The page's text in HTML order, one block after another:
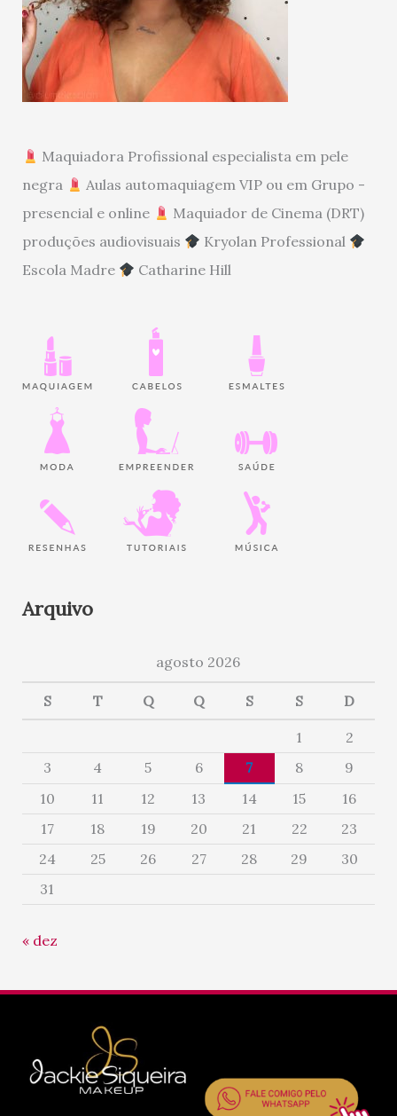
Maquiadora Profissional especialista em pele
negra
Aulas automaquiagem VIP ou em Grupo -
presencial e online
Maquiador de Cinema (DRT)
produções audiovisuais
Kryolan Professional
Escola Madre
Catharine Hill
Arquivo
agosto 2026
S T Q Q S S D
1
2
3
4 5 6 7 8
9
10
11 12 13 14 15
16
17
18 19 20 21 22
23
24
25 26 27 28 29
30
31
« dez